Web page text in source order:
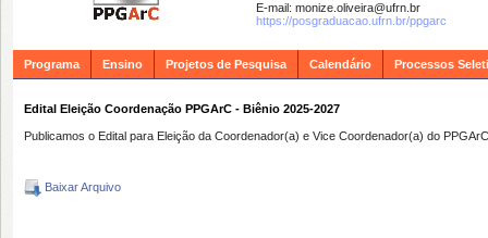
E-mail: monize.oliveira@ufrn.br
https://posgraduacao.ufrn.br/ppgarc
Programa Ensino Projetos de Pesquisa Calendário Processos
Edital Eleição Coordenação PPGArC - Biênio 2025-2027
Publicamos o Edital para Eleição da Coordenador(a) e Vice Coordenador(a) do
Baixar Arquivo